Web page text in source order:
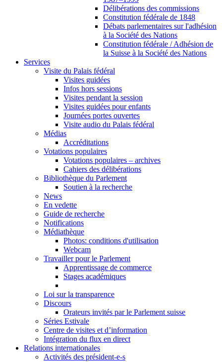
Délibérations des commissions
Constitution fédérale de 1848
Débats parlementaires sur l'adhésion
à la Société des Nations
Constitution fédérale / Adhésion de
la Suisse à la Société des Nations
Services
Visite du Palais fédéral
Visites guidées
Infos hors sessions
Visites pendant la session
Visites guidées pour enfants
Journées portes ouvertes
Visite audio du Palais fédéral
Médias
Accréditations
Votations populaires
Votations populaires – archives
Cahiers des délibérations
Bibliothèque du Parlement
Soutien à la recherche
News
En vedette
Guide de recherche
Notifications
Médiathèque
Photos: conditions d'utilisation
Webcam
Travailler pour le Parlement
Apprentissage de commerce
Stages académiques
Loi sur la transparence
Discours
Orateurs invités par le Parlement suisse
Séries Estivale
Centre de visites et d’information
Intégration du flux en direct
Relations internationales
Activités des président-e-s